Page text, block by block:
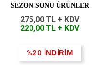
SEZON SONU ÜRÜNLER
275,00 TL + KDV
220,00 TL + KDV
%20 İNDİRİM